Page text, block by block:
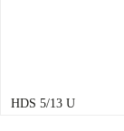
HDS 5/13 U